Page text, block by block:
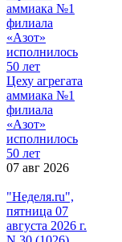
Цеху агрегата
аммиака №1
филиала
«Азот»
исполнилось
50 лет
07 авг 2026
"Неделя.ru",
пятница 07
августа 2026 г.